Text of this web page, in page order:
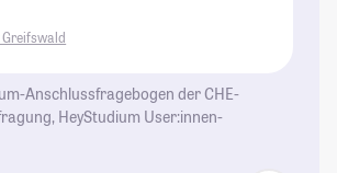
Anschlussfragebogen der CHE-
HeyStudium User:innen-